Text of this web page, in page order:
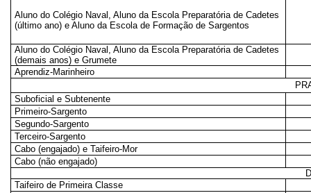
Aluno do Colégio Naval, Aluno da Escola Preparatória de Cadetes
(último ano) e Aluno da Escola de Formação de Sargentos
Aluno do Colégio Naval, Aluno da Escola Preparatória de Cadetes
(demais anos) e Grumete
Aprendiz-Marinheiro
Suboficial e Subtenente
Primeiro-Sargento
Segundo-Sargento
Terceiro-Sargento
Cabo (engajado) e Taifeiro-Mor
Cabo (não engajado)
Taifeiro de Primeira Classe